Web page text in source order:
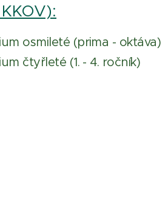
osmileté (prima - oktáva)
čtyřleté (1. - 4. ročník)